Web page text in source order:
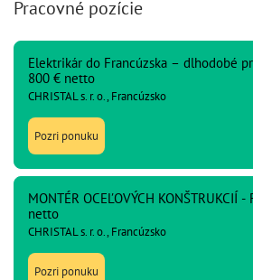
Pracovné pozície
Elektrikár do Francúzska – dlhodobé
800 € netto
CHRISTAL s. r. o., Francúzsko
Pozri ponuku
MONTÉR OCEĽOVÝCH KONŠTRUKCIÍ
netto
CHRISTAL s. r. o., Francúzsko
Pozri ponuku